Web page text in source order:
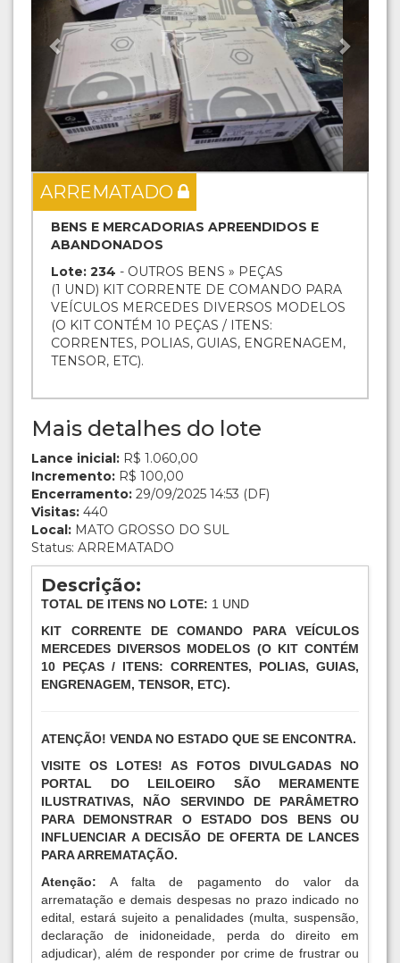
ARREMATADO
BENS E MERCADORIAS APREENDIDOS E
ABANDONADOS
Lote: 234 - OUTROS BENS » PEÇAS
(1 UND) KIT CORRENTE DE COMANDO PARA
VEÍCULOS MERCEDES DIVERSOS MODELOS
(O KIT CONTÉM 10 PEÇAS / ITENS:
CORRENTES, POLIAS, GUIAS, ENGRENAGEM,
TENSOR, ETC).
Mais detalhes do lote
Lance inicial: R$ 1.060,00
Incremento: R$ 100,00
Encerramento: 29/09/2025 14:53 (DF)
Visitas: 440
Local: MATO GROSSO DO SUL
Status: ARREMATADO
Descrição:
TOTAL DE ITENS NO LOTE: 1 UND
KIT CORRENTE DE COMANDO PARA VEÍCULOS
MERCEDES DIVERSOS MODELOS (O KIT CONTÉM
10 PEÇAS / ITENS: CORRENTES, POLIAS, GUIAS,
ENGRENAGEM, TENSOR, ETC).
ATENÇÃO! VENDA NO ESTADO QUE SE ENCONTRA.
VISITE OS LOTES! AS FOTOS DIVULGADAS NO
PORTAL DO LEILOEIRO SÃO MERAMENTE
ILUSTRATIVAS, NÃO SERVINDO DE PARÂMETRO
PARA DEMONSTRAR O ESTADO DOS BENS OU
INFLUENCIAR A DECISÃO DE OFERTA DE LANCES
PARA ARREMATAÇÃO.
Atenção:A falta de pagamento do valor da
arrematação e demais despesas no prazo indicado no
edital, estará sujeito a penalidades (multa, suspensão,
declaração de inidoneidade, perda do direito em
adjudicar), além de responder por crime de frustrar ou